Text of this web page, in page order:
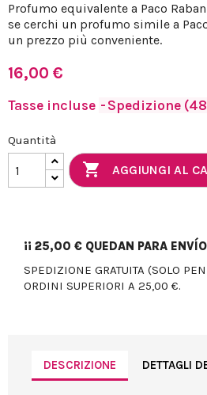
Profumo equivalente a Paco
se cerchi un profumo simile a
un prezzo più conveniente.
16,00 €
Tasse incluse Spedizione
Quantità
 AGGIUNGI AL
¡¡ 25,00 € QUEDAN PARA
SPEDIZIONE GRATUITA (SOLO
ORDINI SUPERIORI A 25,00 €.
DESCRIZIONE DETTAGLI